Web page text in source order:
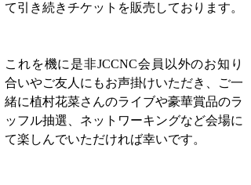
て引き続きチケットを販売しております。
これを機に是非JCCNC会員以外のお知り
合いやご友人にもお声掛けいただき、ご一
緒に植村花菜さんのライブや豪華賞品のラ
ッフル抽選、ネットワーキングなど会場に
て楽しんでいただければ幸いです。